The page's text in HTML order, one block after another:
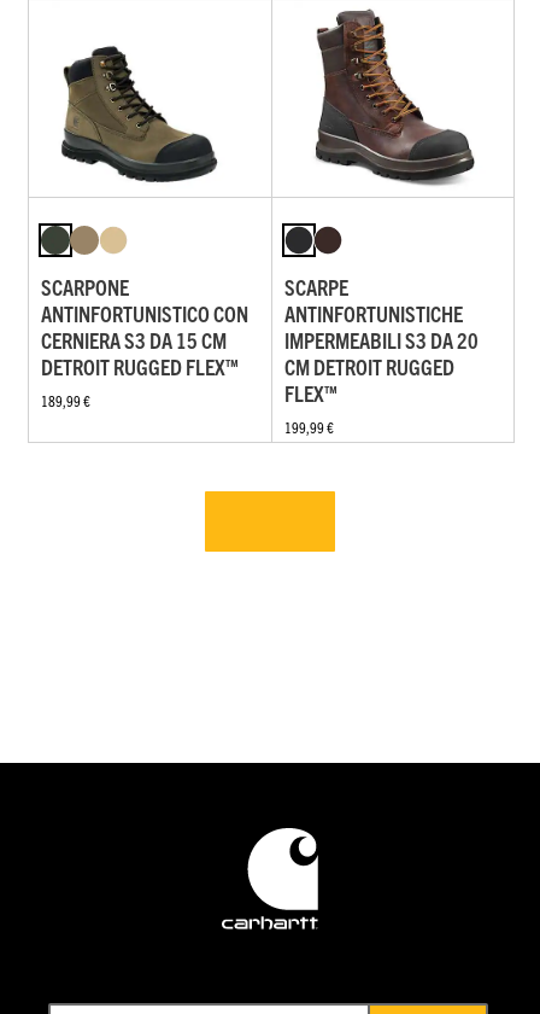
SCARPONE
ANTINFORTUNISTICO CON
CERNIERA S3 DA 15 CM
DETROIT RUGGED FLEX™
189,99 €
SCARPE
ANTINFORTUNISTICHE
IMPERMEABILI S3 DA 20
CM DETROIT RUGGED
FLEX™
199,99 €